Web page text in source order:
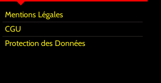
Mentions Légales
CGU
Protection des Données